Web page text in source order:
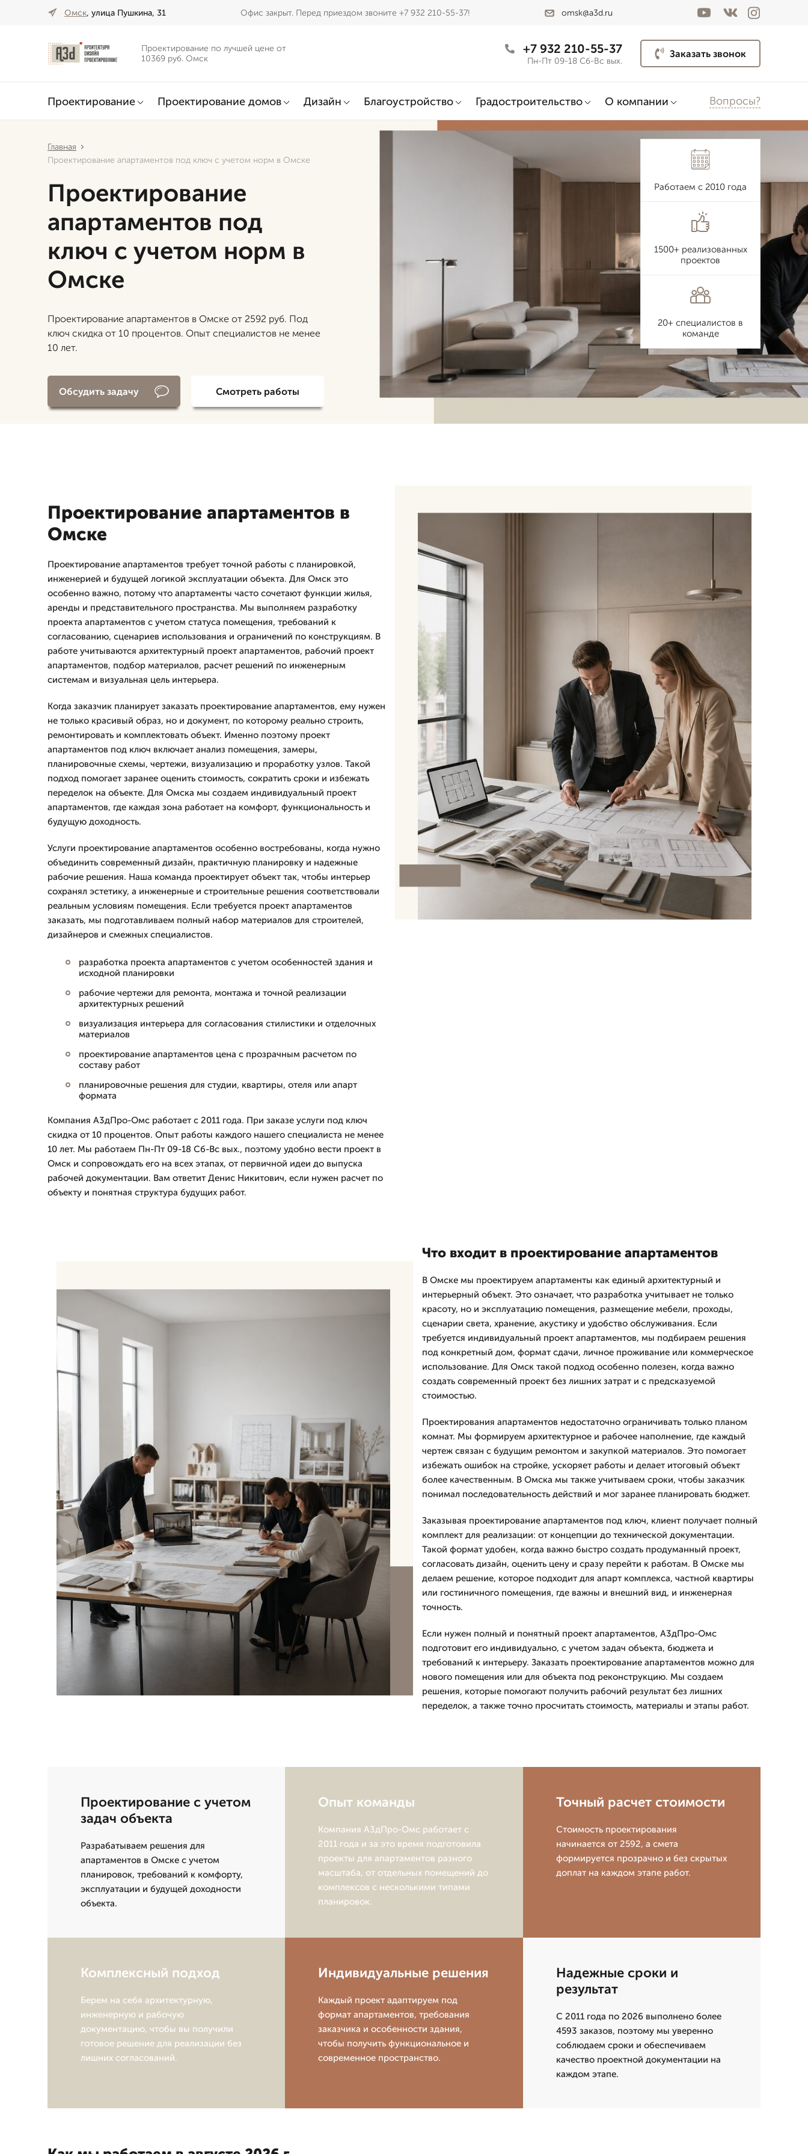
Омск, улица Пушкина, 31 Офис закрыт. Перед приездом звоните +7 932 210-55-37! omsk@a3d.ru
Проектирование по лучшей цене от
10369 руб. Омск
+7 932 210-55-37
Пн-Пт 09-18 Сб-Вс вых.
Заказать звонок
Проектирование Проектирование домов Дизайн Благоустройство Градостроительство О компании Вопросы?
Главная
Проектирование апартаментов под ключ с учетом норм в Омске
Проектирование
апартаментов под
ключ с учетом норм в
Омске
Проектирование апартаментов в Омске от 2592 руб. Под
ключ скидка от 10 процентов. Опыт специалистов не менее
10 лет.
Обсудить задачу Смотреть работы
Работаем с 2010 года
1500+ реализованных
проектов
20+ специалистов в
команде
Проектирование апартаментов в
Омске
Проектирование апартаментов требует точной работы с планировкой,
инженерией и будущей логикой эксплуатации объекта. Для Омск это
особенно важно, потому что апартаменты часто сочетают функции жилья,
аренды и представительного пространства. Мы выполняем разработку
проекта апартаментов с учетом статуса помещения, требований к
согласованию, сценариев использования и ограничений по конструкциям. В
работе учитываются архитектурный проект апартаментов, рабочий проект
апартаментов, подбор материалов, расчет решений по инженерным
системам и визуальная цель интерьера.
Когда заказчик планирует заказать проектирование апартаментов, ему нужен
не только красивый образ, но и документ, по которому реально строить,
ремонтировать и комплектовать объект. Именно поэтому проект
апартаментов под ключ включает анализ помещения, замеры,
планировочные схемы, чертежи, визуализацию и проработку узлов. Такой
подход помогает заранее оценить стоимость, сократить сроки и избежать
переделок на объекте. Для Омска мы создаем индивидуальный проект
апартаментов, где каждая зона работает на комфорт, функциональность и
будущую доходность.
Услуги проектирование апартаментов особенно востребованы, когда нужно
объединить современный дизайн, практичную планировку и надежные
рабочие решения. Наша команда проектирует объект так, чтобы интерьер
сохранял эстетику, а инженерные и строительные решения соответствовали
реальным условиям помещения. Если требуется проект апартаментов
заказать, мы подготавливаем полный набор материалов для строителей,
дизайнеров и смежных специалистов.
разработка проекта апартаментов с учетом особенностей здания и
исходной планировки
рабочие чертежи для ремонта, монтажа и точной реализации
архитектурных решений
визуализация интерьера для согласования стилистики и отделочных
материалов
проектирование апартаментов цена с прозрачным расчетом по
составу работ
планировочные решения для студии, квартиры, отеля или апарт
формата
Компания А3дПро-Омс работает с 2011 года. При заказе услуги под ключ
скидка от 10 процентов. Опыт работы каждого нашего специалиста не менее
10 лет. Мы работаем Пн-Пт 09-18 Сб-Вс вых., поэтому удобно вести проект в
Омск и сопровождать его на всех этапах, от первичной идеи до выпуска
рабочей документации. Вам ответит Денис Никитович, если нужен расчет по
объекту и понятная структура будущих работ.
Что входит в проектирование апартаментов
В Омске мы проектируем апартаменты как единый архитектурный и
интерьерный объект. Это означает, что разработка учитывает не только
красоту, но и эксплуатацию помещения, размещение мебели, проходы,
сценарии света, хранение, акустику и удобство обслуживания. Если
требуется индивидуальный проект апартаментов, мы подбираем решения
под конкретный дом, формат сдачи, личное проживание или коммерческое
использование. Для Омск такой подход особенно полезен, когда важно
создать современный проект без лишних затрат и с предсказуемой
стоимостью.
Проектирования апартаментов недостаточно ограничивать только планом
комнат. Мы формируем архитектурное и рабочее наполнение, где каждый
чертеж связан с будущим ремонтом и закупкой материалов. Это помогает
избежать ошибок на стройке, ускоряет работы и делает итоговый объект
более качественным. В Омска мы также учитываем сроки, чтобы заказчик
понимал последовательность действий и мог заранее планировать бюджет.
Заказывая проектирование апартаментов под ключ, клиент получает полный
комплект для реализации: от концепции до технической документации.
Такой формат удобен, когда важно быстро создать продуманный проект,
согласовать дизайн, оценить цену и сразу перейти к работам. В Омске мы
делаем решение, которое подходит для апарт комплекса, частной квартиры
или гостиничного помещения, где важны и внешний вид, и инженерная
точность.
Если нужен полный и понятный проект апартаментов, А3дПро-Омс
подготовит его индивидуально, с учетом задач объекта, бюджета и
требований к интерьеру. Заказать проектирование апартаментов можно для
нового помещения или для объекта под реконструкцию. Мы создаем
решения, которые помогают получить рабочий результат без лишних
переделок, а также точно просчитать стоимость, материалы и этапы работ.
Проектирование с учетом
задач объекта
Разрабатываем решения для
апартаментов в Омске с учетом
планировок, требований к комфорту,
эксплуатации и будущей доходности
объекта.
Опыт команды
Компания А3дПро-Омс работает с
2011 года и за это время подготовила
проекты для апартаментов разного
масштаба, от отдельных помещений до
комплексов с несколькими типами
планировок.
Точный расчет стоимости
Стоимость проектирования
начинается от 2592, а смета
формируется прозрачно и без скрытых
доплат на каждом этапе работ.
Комплексный подход
Берем на себя архитектурную,
инженерную и рабочую
документацию, чтобы вы получили
готовое решение для реализации без
лишних согласований.
Индивидуальные решения
Каждый проект адаптируем под
формат апартаментов, требования
заказчика и особенности здания,
чтобы получить функциональное и
современное пространство.
Надежные сроки и
результат
С 2011 года по 2026 выполнено более
4593 заказов, поэтому мы уверенно
соблюдаем сроки и обеспечиваем
качество проектной документации на
каждом этапе.